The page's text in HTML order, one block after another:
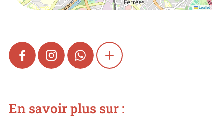
Leaflet
FACEBOOKINSTAGRAMWHATSAPPSHOW MORE
En savoir plus sur :